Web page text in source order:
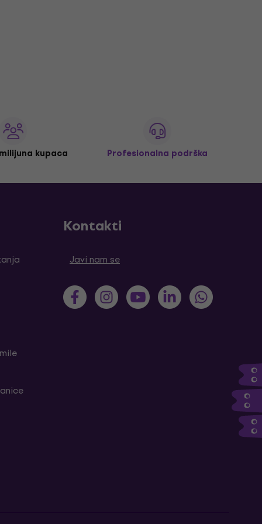
kupaca Profesionalna podrška
Kontakti
Javi nam se